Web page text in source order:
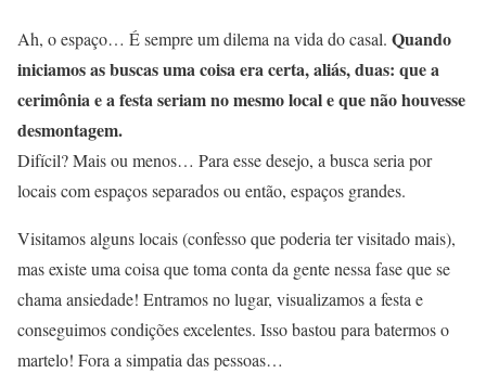
Ah, o espaço… É sempre um dilema na vida do casal. Quando
iniciamos as buscas uma coisa era certa, aliás, duas: que a
cerimônia e a festa seriam no mesmo local e que não houvesse
desmontagem.
Difícil? Mais ou menos… Para esse desejo, a busca seria por
locais com espaços separados ou então, espaços grandes.
Visitamos alguns locais (confesso que poderia ter visitado mais),
mas existe uma coisa que toma conta da gente nessa fase que se
chama ansiedade! Entramos no lugar, visualizamos a festa e
conseguimos condições excelentes. Isso bastou para batermos o
martelo! Fora a simpatia das pessoas…